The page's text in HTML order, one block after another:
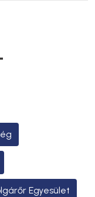
Egyesület